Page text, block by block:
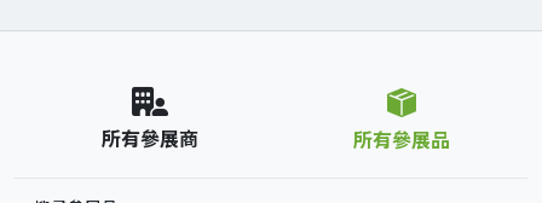
所有參展商 所有參展品